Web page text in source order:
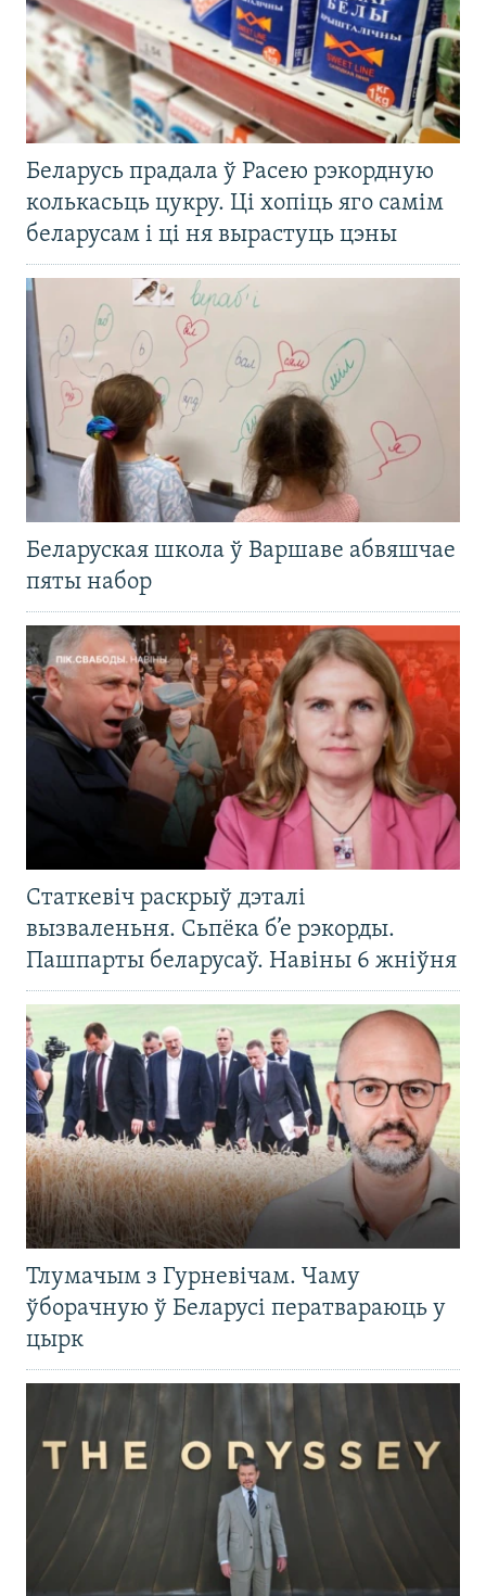
Беларусь прадала ў Расею рэкордную
колькасьць цукру. Ці хопіць яго самім
беларусам і ці ня вырастуць цэны
Беларуская школа ў Варшаве абвяшчае
пяты набор
Статкевіч раскрыў дэталі
вызваленьня. Сьпёка б’е рэкорды.
Пашпарты беларусаў. Навіны 6 жніўня
Тлумачым з Гурневічам. Чаму
ўборачную ў Беларусі ператвараюць у
цырк